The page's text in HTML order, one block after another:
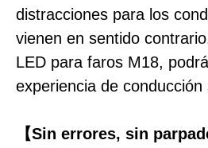
distracciones para los
vienen en sentido
LED para faros M18,
experiencia de
【Sin errores, sin